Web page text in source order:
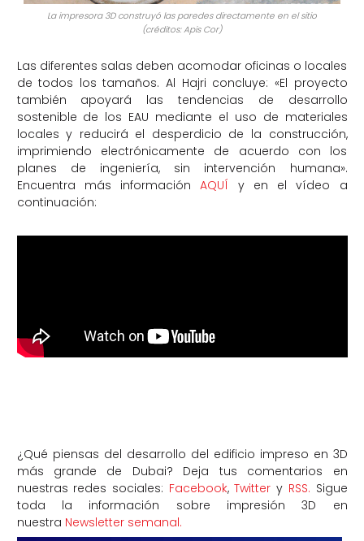
La impresora 3D construyó las paredes directamente en el sitio
(créditos: Apis Cor)
Las diferentes salas deben acomodar oficinas o locales
de todos los tamaños. Al Hajri concluye: «El proyecto
también apoyará las tendencias de desarrollo
sostenible de los EAU mediante el uso de materiales
locales y reducirá el desperdicio de la construcción,
imprimiendo electrónicamente de acuerdo con los
planes de ingeniería, sin intervención humana».
Encuentra más informaciónAQUÍ y en el vídeo a
continuación:
¿Qué piensas del desarrollo del edificio impreso en 3D
más grande de Dubai? Deja tus comentarios en
nuestras redes sociales: Facebook,Twitter y RSS. Sigue
toda la información sobre impresión 3D en
nuestra Newsletter semanal.